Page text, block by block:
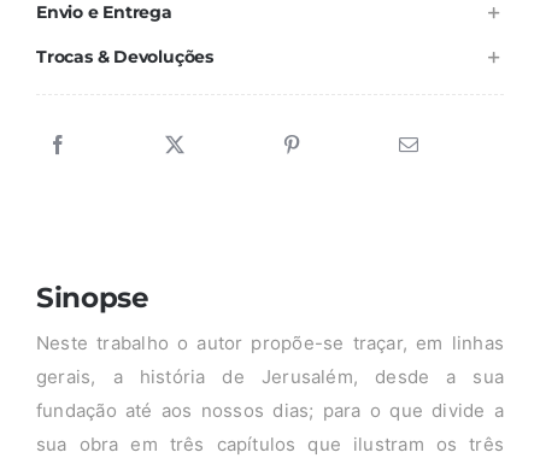
Envio e Entrega
Trocas & Devoluções
Sinopse
Neste trabalho o autor propõe-se traçar, em linhas
gerais, a história de Jerusalém, desde a sua
fundação até aos nossos dias; para o que divide a
sua obra em três capítulos que ilustram os três